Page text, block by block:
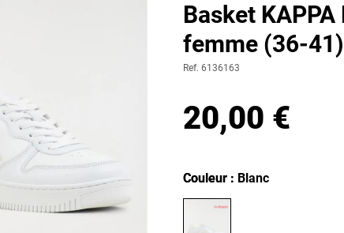
Basket
femme (36-41)
Ref. 6136163
20,00 €
Couleur
Couleur : Blanc